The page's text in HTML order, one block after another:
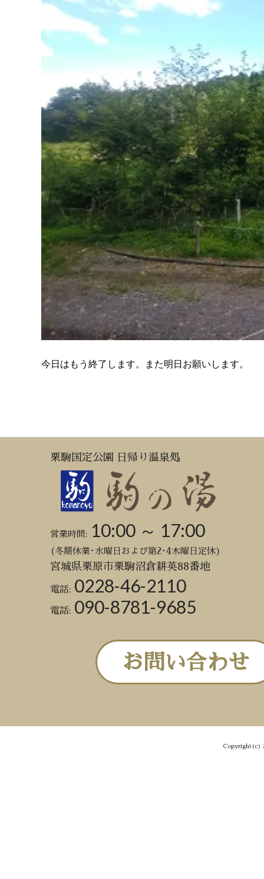
今日はもう終了します。また明日お願いします。
栗駒国定公園 日帰り温泉処
営業時間: 10:00 ～ 17:00
(冬期休業･水曜日および第2･4木曜日定休)
宮城県栗原市栗駒沼倉耕英88番地
電話: 0228-46-2110
電話: 090-8781-9685
お問い合わせ
Copyright(c)